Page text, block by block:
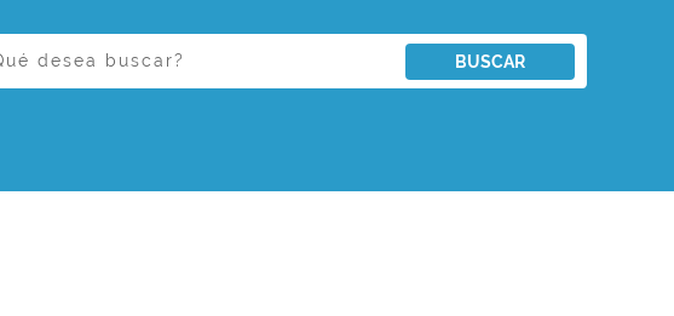
BUSCAR